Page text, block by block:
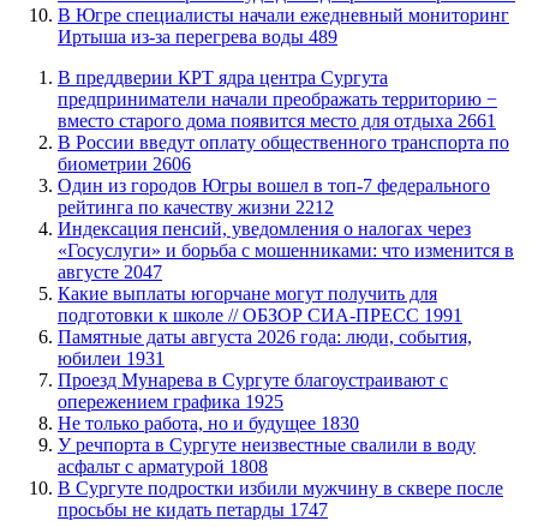
В Югре специалисты начали ежедневный мониторинг
Иртыша из-за перегрева воды 489
​В преддверии КРТ ядра центра Сургута
предприниматели начали преображать территорию −
вместо старого дома появится место для отдыха 2661
В России введут оплату общественного транспорта по
биометрии 2606
Один из городов Югры вошел в топ-7 федерального
рейтинга по качеству жизни 2212
​Индексация пенсий, уведомления о налогах через
«Госуслуги» и борьба с мошенниками: что изменится в
августе 2047
Какие выплаты югорчане могут получить для
подготовки к школе // ОБЗОР СИА-ПРЕСС 1991
​Памятные даты августа 2026 года: люди, события,
юбилеи 1931
​Проезд Мунарева в Сургуте благоустраивают с
опережением графика 1925
​Не только работа, но и будущее 1830
​У речпорта в Сургуте неизвестные свалили в воду
асфальт с арматурой 1808
В Сургуте подростки избили мужчину в сквере после
просьбы не кидать петарды 1747